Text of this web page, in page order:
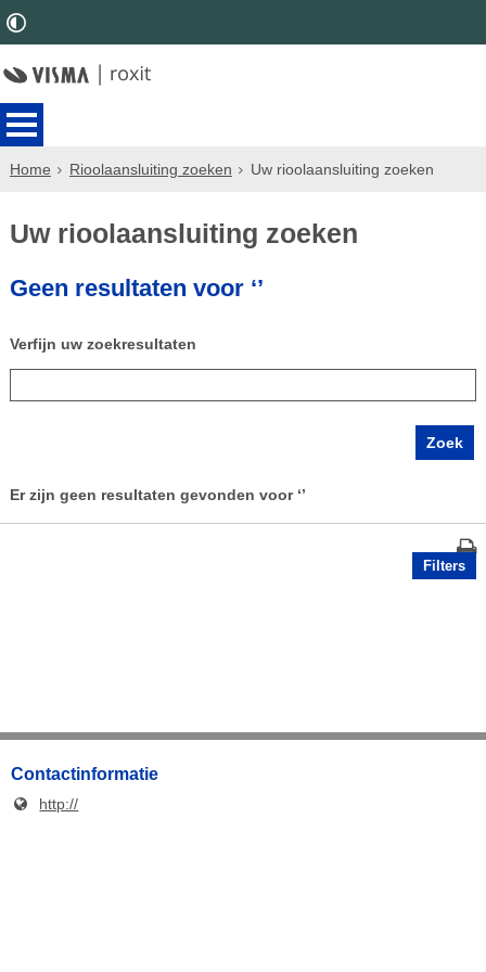
Home Rioolaansluiting zoeken Uw rioolaansluiting zoeken
Uw rioolaansluiting zoeken
Geen resultaten voor ‘’
Verfijn uw zoekresultaten
Er zijn geen resultaten gevonden voor ‘’
Filters
Contactinformatie
http://